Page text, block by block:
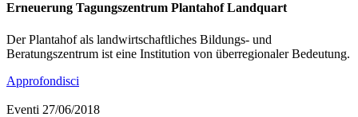
Erneuerung Tagungszentrum Plantahof Landquart
Der Plantahof als landwirtschaftliches Bildungs- und
Beratungszentrum ist eine Institution von überregionaler Bedeutung.
Approfondisci
Eventi 27/06/2018